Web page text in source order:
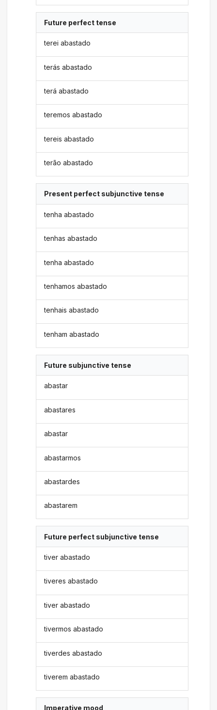
Future perfect tense
terei abastado
terás abastado
terá abastado
teremos abastado
tereis abastado
terão abastado
Present perfect subjunctive tense
tenha abastado
tenhas abastado
tenha abastado
tenhamos abastado
tenhais abastado
tenham abastado
Future subjunctive tense
abastar
abastares
abastar
abastarmos
abastardes
abastarem
Future perfect subjunctive tense
tiver abastado
tiveres abastado
tiver abastado
tivermos abastado
tiverdes abastado
tiverem abastado
Imperative mood